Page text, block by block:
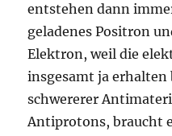
entstehen dann
geladenes Positron
Elektron, weil die
insgesamt ja
schwererer
Antiprotons, braucht